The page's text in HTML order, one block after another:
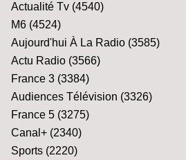
Actualité Tv (4540)
M6 (4524)
Aujourd'hui À La Radio (3585)
Actu Radio (3566)
France 3 (3384)
Audiences Télévision (3326)
France 5 (3275)
Canal+ (2340)
Sports (2220)